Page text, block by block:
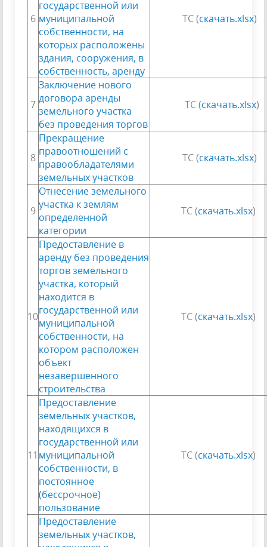
6
государственной или
муниципальной
собственности, на
которых расположены
здания, сооружения, в
собственность, аренду
ТС (скачать.xlsx)
7
Заключение нового
договора аренды
земельного участка
без проведения торгов
ТС (скачать.xlsx)
8
Прекращение
правоотношений с
правообладателями
земельных участков
ТС (скачать.xlsx)
9
Отнесение земельного
участка к землям
определенной
категории
ТС (скачать.xlsx)
10
Предоставление в
аренду без проведения
торгов земельного
участка, который
находится в
государственной или
муниципальной
собственности, на
котором расположен
объект
незавершенного
строительства
ТС (скачать.xlsx)
11
Предоставление
земельных участков,
находящихся в
государственной или
муниципальной
собственности, в
постоянное
(бессрочное)
пользование
ТС (скачать.xlsx)
Предоставление
земельных участков,